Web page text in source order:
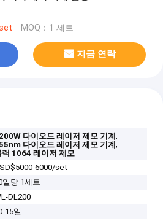
MOQ：1 세트
지금 연락
다이오드 레이저 제모 기계,
다이오드 레이저 제모 기계,
랙 1064 레이저 제모
6000/set
일당 1세트
DL200
15일